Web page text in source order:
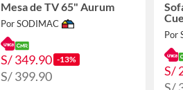
Mesa de TV 65" Aurum
Por SODIMAC
S/ 349.90 -13%
S/ 399.90
Por
S/
S/